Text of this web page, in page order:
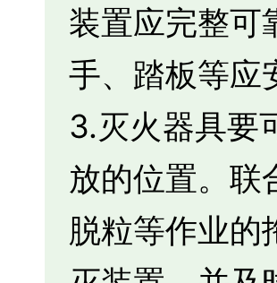
装置应完整可
手、踏板等应
3.灭火器具要
放的位置。联
脱粒等作业的